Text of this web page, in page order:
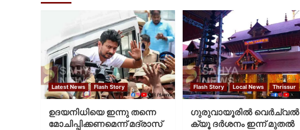
Latest News Flash Story
ഉദയനിധിയെ ഇന്നു തന്നെ
മോചിപ്പിക്കണമെന്ന് മദ്രാസ്
Flash Story Local News Thrissur
ഗുരുവായൂരില്‍ വെര്‍ച്വല്‍
ക്യൂ ദര്‍ശനം ഇന്ന് മുതല്‍